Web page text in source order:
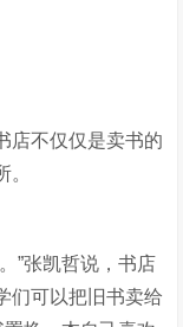
店不仅仅是卖书的
”张凯哲说，书店
们可以把旧书卖给